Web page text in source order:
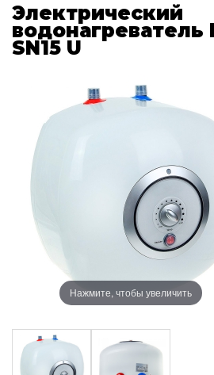
Электрический
водонагреватель
SN15 U
Нажмите, чтобы увеличить